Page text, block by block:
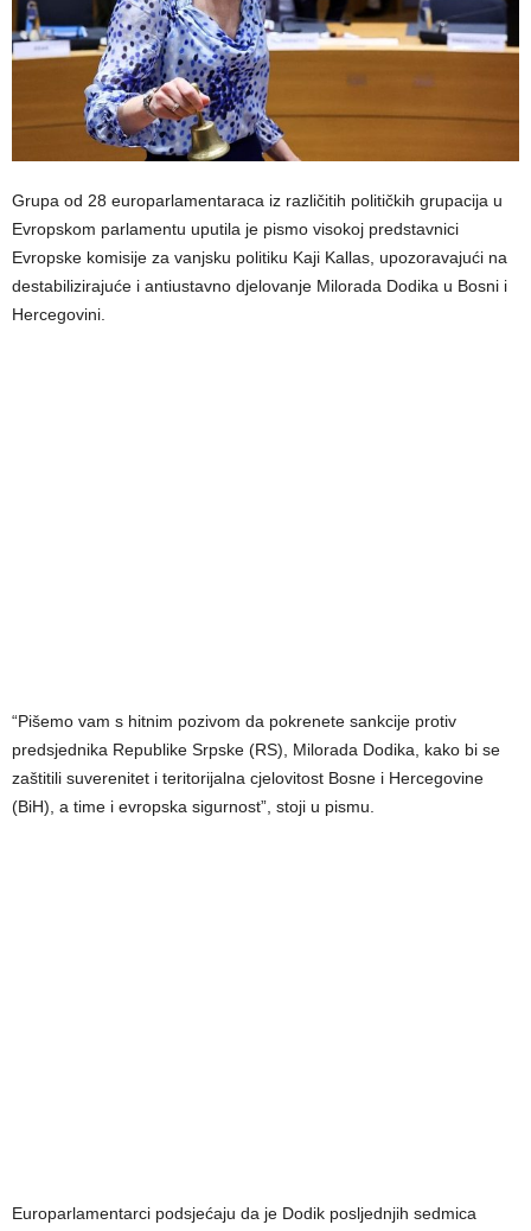
Grupa od 28 europarlamentaraca iz različitih političkih grupacija u
Evropskom parlamentu uputila je pismo visokoj predstavnici
Evropske komisije za vanjsku politiku Kaji Kallas, upozoravajući na
destabilizirajuće i antiustavno djelovanje Milorada Dodika u Bosni i
Hercegovini.
“Pišemo vam s hitnim pozivom da pokrenete sankcije protiv
predsjednika Republike Srpske (RS), Milorada Dodika, kako bi se
zaštitili suverenitet i teritorijalna cjelovitost Bosne i Hercegovine
(BiH), a time i evropska sigurnost”, stoji u pismu.
Europarlamentarci podsjećaju da je Dodik posljednjih sedmica